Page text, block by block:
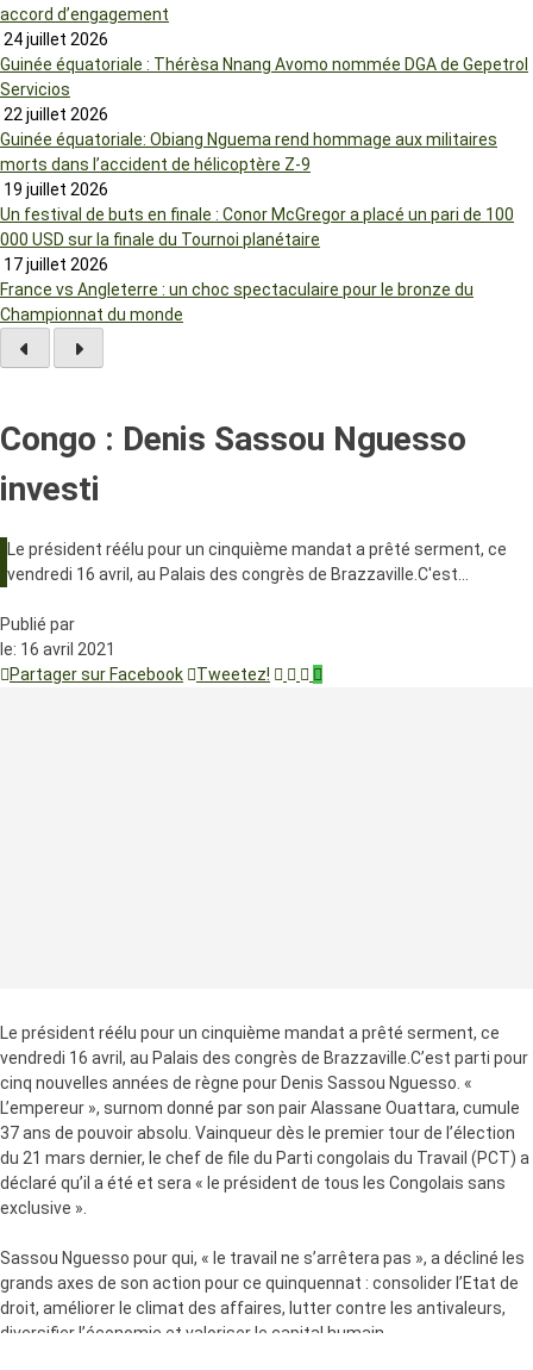
accord d’engagement
24 juillet 2026
Guinée équatoriale : Thérèsa Nnang Avomo nommée DGA de Gepetrol
Servicios
22 juillet 2026
Guinée équatoriale: Obiang Nguema rend hommage aux militaires
morts dans l’accident de hélicoptère Z-9
19 juillet 2026
Un festival de buts en finale : Conor McGregor a placé un pari de 100
000 USD sur la finale du Tournoi planétaire
17 juillet 2026
France vs Angleterre : un choc spectaculaire pour le bronze du
Championnat du monde
Congo : Denis Sassou Nguesso
investi
Le président réélu pour un cinquième mandat a prêté serment, ce
vendredi 16 avril, au Palais des congrès de Brazzaville.C'est…
Publié par
le: 16 avril 2021
Partager sur Facebook
Tweetez!
Le président réélu pour un cinquième mandat a prêté serment, ce
vendredi 16 avril, au Palais des congrès de Brazzaville.C’est parti pour
cinq nouvelles années de règne pour Denis Sassou Nguesso. «
L’empereur », surnom donné par son pair Alassane Ouattara, cumule
37 ans de pouvoir absolu. Vainqueur dès le premier tour de l’élection
du 21 mars dernier, le chef de file du Parti congolais du Travail (PCT) a
déclaré qu’il a été et sera « le président de tous les Congolais sans
exclusive ».
Sassou Nguesso pour qui, « le travail ne s’arrêtera pas », a décliné les
grands axes de son action pour ce quinquennat : consolider l’Etat de
droit, améliorer le climat des affaires, lutter contre les antivaleurs,
diversifier l’économie et valoriser le capital humain.